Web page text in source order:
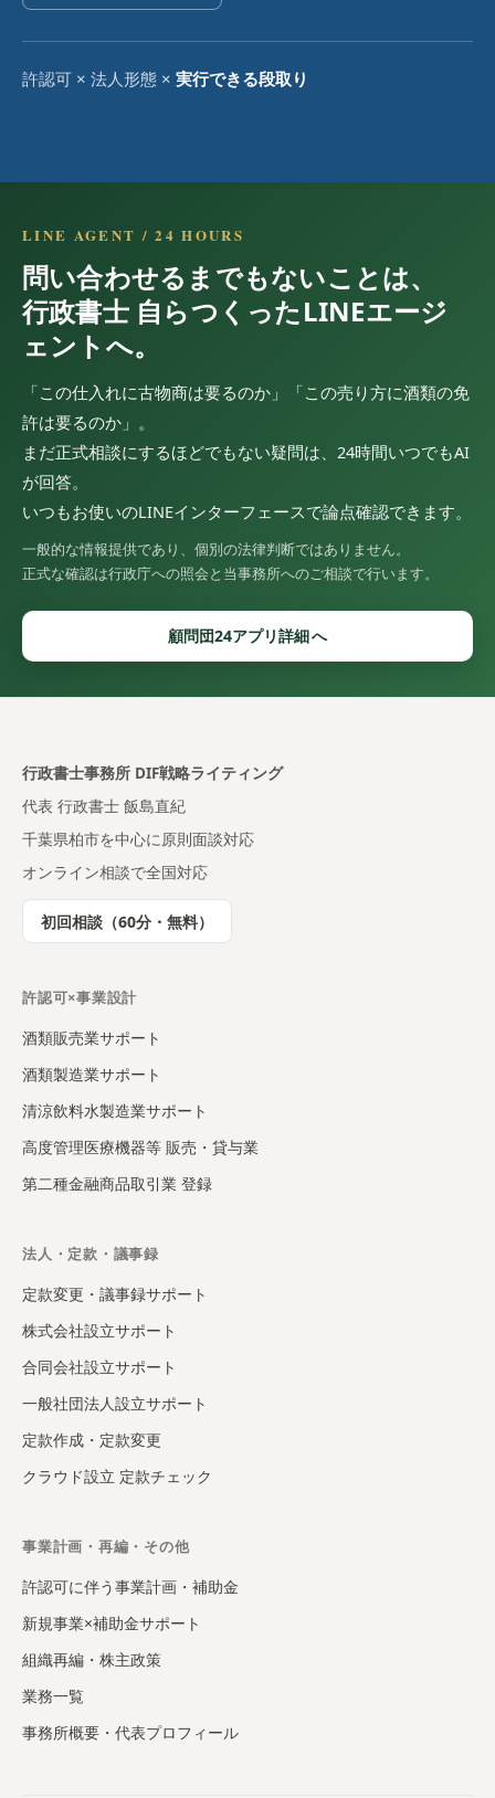
許認可 × 法人形態 × 実行できる段取り
LINE AGENT / 24 HOURS
問い合わせるまでもないことは、
行政書士 自らつくったLINEエージ
ェントへ。
「この仕入れに古物商は要るのか」「この売り方に酒類の免
許は要るのか」。
まだ正式相談にするほどでもない疑問は、24時間いつでもAI
が回答。
いつもお使いのLINEインターフェースで論点確認できます。
一般的な情報提供であり、個別の法律判断ではありません。
正式な確認は行政庁への照会と当事務所へのご相談で行います。
顧問団24アプリ詳細
行政書士事務所 DIF戦略ライティング
代表 行政書士 飯島直紀
千葉県柏市を中心に原則面談対応
オンライン相談で全国対応
初回相談（60分・無料）
許認可×事業設計
酒類販売業サポート
酒類製造業サポート
清涼飲料水製造業サポート
高度管理医療機器等 販売・貸与業
第二種金融商品取引業 登録
法人・定款・議事録
定款変更・議事録サポート
株式会社設立サポート
合同会社設立サポート
一般社団法人設立サポート
定款作成・定款変更
クラウド設立 定款チェック
事業計画・再編・その他
許認可に伴う事業計画・補助金
新規事業×補助金サポート
組織再編・株主政策
業務一覧
事務所概要・代表プロフィール